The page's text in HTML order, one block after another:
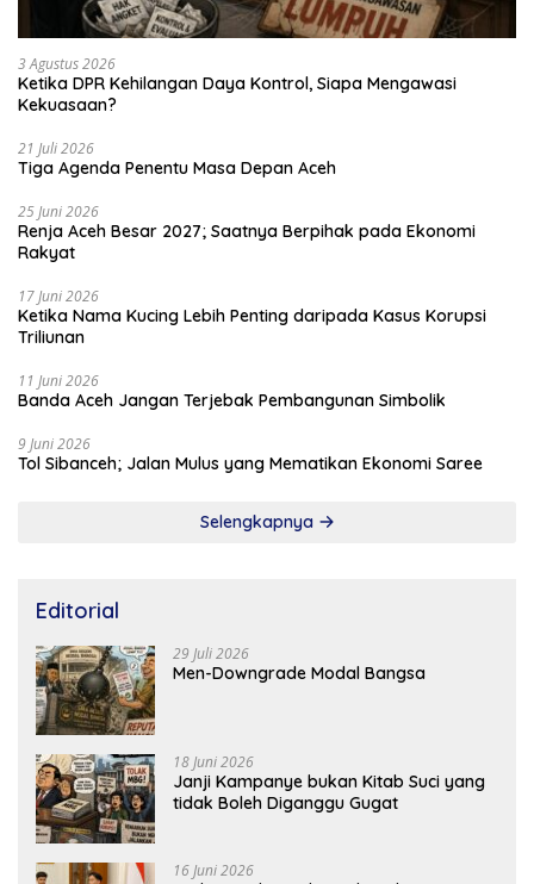
3 Agustus 2026
Ketika DPR Kehilangan Daya Kontrol, Siapa Mengawasi
Kekuasaan?
21 Juli 2026
Tiga Agenda Penentu Masa Depan Aceh
25 Juni 2026
Renja Aceh Besar 2027; Saatnya Berpihak pada Ekonomi
Rakyat
17 Juni 2026
Ketika Nama Kucing Lebih Penting daripada Kasus Korupsi
Triliunan
11 Juni 2026
Banda Aceh Jangan Terjebak Pembangunan Simbolik
9 Juni 2026
Tol Sibanceh; Jalan Mulus yang Mematikan Ekonomi Saree
Selengkapnya
Editorial
29 Juli 2026
Men-Downgrade Modal Bangsa
18 Juni 2026
Janji Kampanye bukan Kitab Suci yang
tidak Boleh Diganggu Gugat
16 Juni 2026